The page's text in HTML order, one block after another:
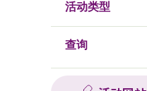
活动类型
查询